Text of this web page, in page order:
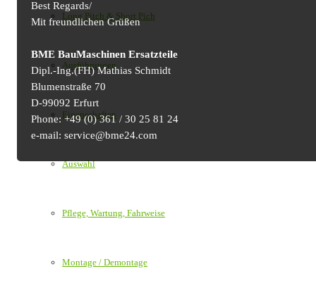
Long Pitch & Short Pich
Ausführungen
Eigenschaften
Auswahl
Pflege, Wartung, Fahrweise
Montage / Demontage
Best Regards/
Mit freundlichen Grüßen
BME BauMaschinen Ersatzteile
Dipl.-Ing.(FH) Mathias Schmidt
Blumenstraße 70
D-99092 Erfurt
Phone: +49 (0) 361 / 30 25 81 24
e-mail: service@bme24.com